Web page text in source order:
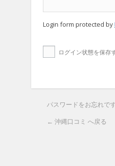
Login form protected by
ログイン状態を保存
パスワードをお忘れで
← 沖縄口コミ へ戻る